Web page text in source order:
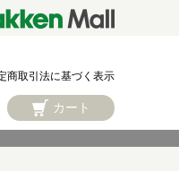
商取引法に基づく表示
カート